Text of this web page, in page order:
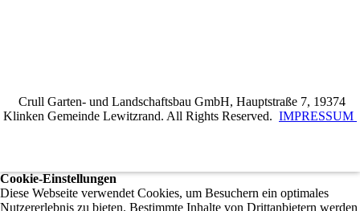
Crull Garten- und Landschaftsbau GmbH, Hauptstraße 7, 19374
Klinken Gemeinde Lewitzrand. All Rights Reserved. IMPRESSUM
Cookie-Einstellungen
Diese Webseite verwendet Cookies, um Besuchern ein optimales
Nutzererlebnis zu bieten. Bestimmte Inhalte von Drittanbietern werden